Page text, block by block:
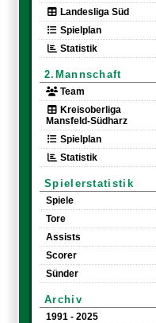
Landesliga Süd
Spielplan
Statistik
2.Mannschaft
Team
Kreisoberliga
Mansfeld-Südharz
Spielplan
Statistik
Spielerstatistik
Spiele
Tore
Assists
Scorer
Sünder
Archiv
1991 - 2025